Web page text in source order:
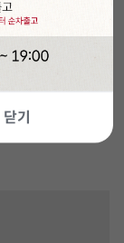
닫기